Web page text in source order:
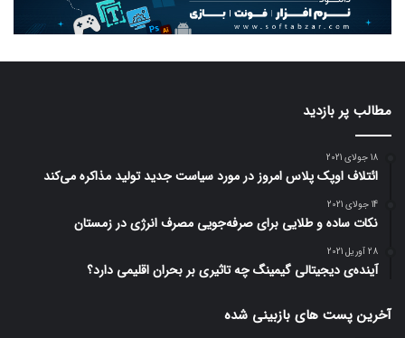
مطالب پر بازدید
18 جولای 2021
ائتلاف اوپک پلاس امروز در مورد سیاست جدید تولید مذاکره می‌کند
14 جولای 2021
نکات ساده و طلایی برای صرفه‌جویی مصرف انرژی در زمستان
28 آوریل 2021
آینده‌ی دیجیتالی گیمینگ چه تاثیری بر بحران اقلیمی دارد؟
آخرین پست های بازبینی شده